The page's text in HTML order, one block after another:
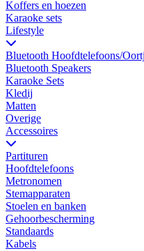
Koffers en hoezen
Karaoke sets
Lifestyle
Bluetooth Hoofdtelefoons/
Bluetooth Speakers
Karaoke Sets
Kledij
Matten
Overige
Accessoires
Partituren
Hoofdtelefoons
Metronomen
Stemapparaten
Stoelen en banken
Gehoorbescherming
Standaards
Kabels